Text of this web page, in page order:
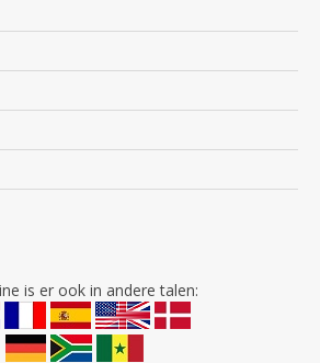
is er ook in andere talen: